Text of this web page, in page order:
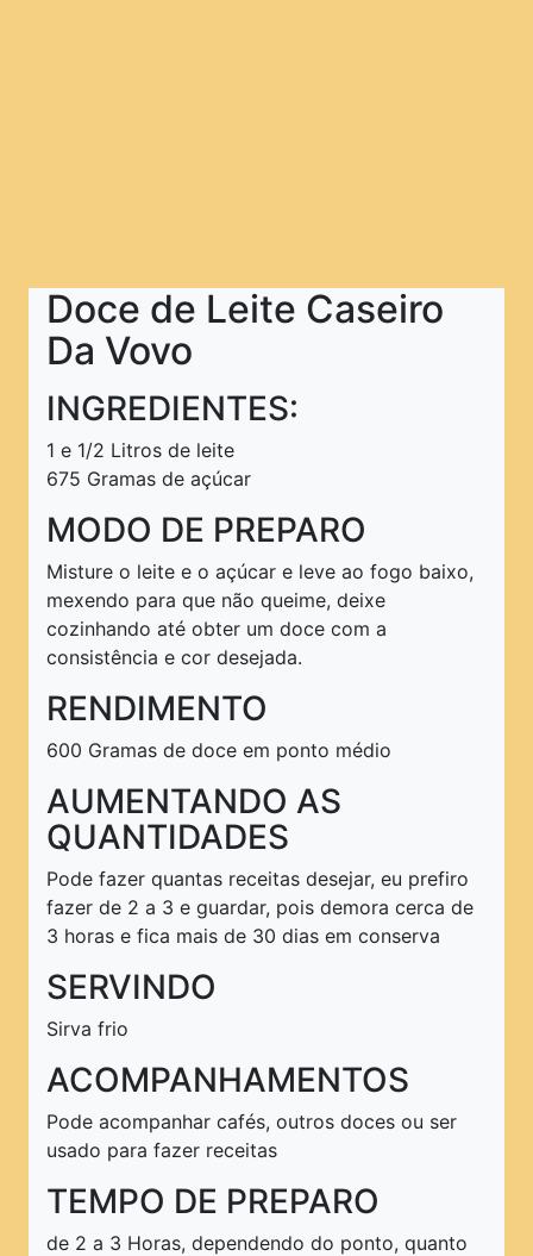
Pratos Principais
Pratos Rápidos
Saladas
Sanduíches
Tortas
PRINCIPAL
Doce de Leite Caseiro
Da Vovo
INGREDIENTES:
1 e 1/2 Litros de leite
675 Gramas de açúcar
MODO DE PREPARO
Misture o leite e o açúcar e leve ao fogo baixo,
mexendo para que não queime, deixe
cozinhando até obter um doce com a
consistência e cor desejada.
RENDIMENTO
600 Gramas de doce em ponto médio
AUMENTANDO AS
QUANTIDADES
Pode fazer quantas receitas desejar, eu prefiro
fazer de 2 a 3 e guardar, pois demora cerca de
3 horas e fica mais de 30 dias em conserva
SERVINDO
Sirva frio
ACOMPANHAMENTOS
Pode acompanhar cafés, outros doces ou ser
usado para fazer receitas
TEMPO DE PREPARO
de 2 a 3 Horas, dependendo do ponto, quanto